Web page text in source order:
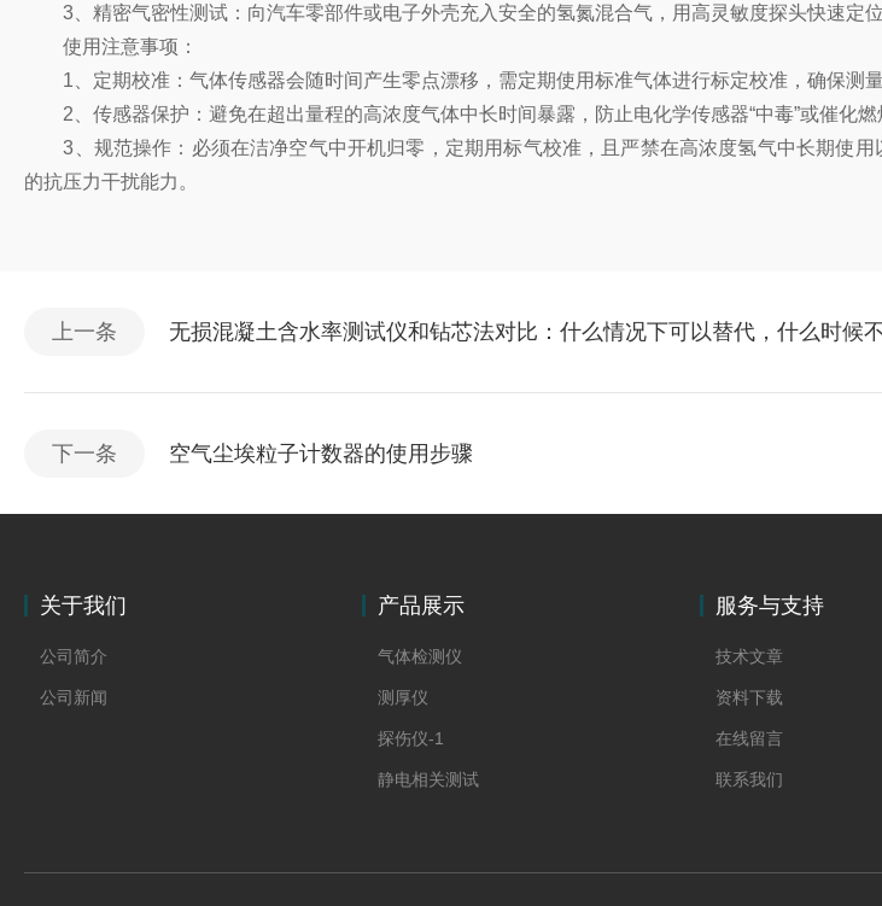
3、精密气密性测试：向汽车零部件或电子外壳充入安全的氢氮混合气，用高灵敏度探头快速定位
使用注意事项：
1、定期校准：气体传感器会随时间产生零点漂移，需定期使用标准气体进行标定校准，确保测量
2、传感器保护：避免在超出量程的高浓度气体中长时间暴露，防止电化学传感器“中毒”或催化燃
3、规范操作：必须在洁净空气中开机归零，定期用标气校准，且严禁在高浓度氢气中长期使
的抗压力干扰能力。
上一条 无损混凝土含水率测试仪和钻芯法对比：什么情况下可以替代，什么时候
下一条 空气尘埃粒子计数器的使用步骤
关于我们
公司简介
公司新闻
产品展示
气体检测仪
测厚仪
探伤仪-1
静电相关测试
服务与支持
技术文章
资料下载
在线留言
联系我们